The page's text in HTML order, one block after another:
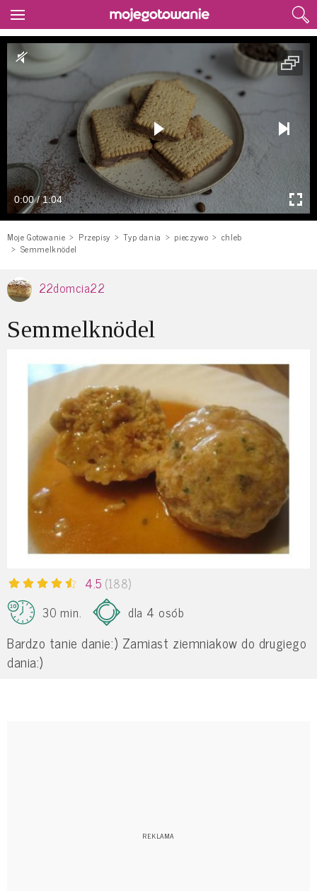
0:00 / 1:04
Moje Gotowanie Przepisy Typ dania pieczywo
chleb
Semmelknödel
22domcia22
Semmelknödel
4.5 (188)
30 min.
dla 4 osób
Bardzo tanie danie:) Zamiast ziemniakow do drugiego
dania:)